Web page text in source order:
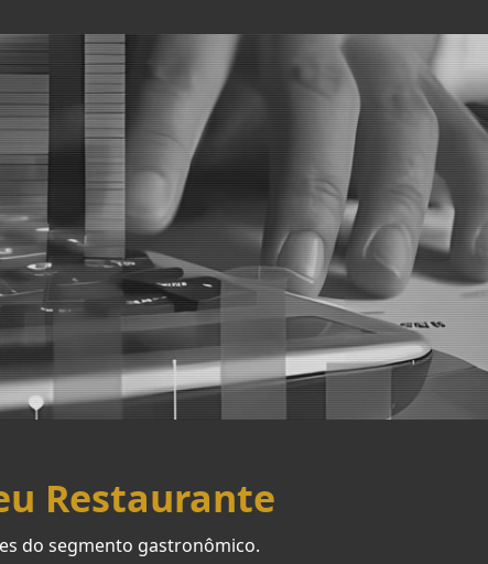
Restaurante
do segmento gastronômico.